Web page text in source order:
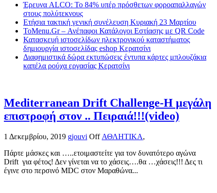
Έρευνα ALCO: Το 84% υπέρ πρόσθετων φοροαπαλλαγών
στους πολύτεκνους
Ετήσια τακτική γενική συνέλευση Κυριακή 23 Μαρτίου
ToMenu.Gr – Ανέπαφοι Κατάλογοι Εστίασης με QR Code
Κατασκευή ιστοσελίδων ηλεκτρονικού καταστήματος
δημιουργία ιστοσελίδας eshop Κερατσίνι
Διαφημιστικά δώρα εκτυπώσεις έντυπα κάρτες μπλουζάκια
καπέλα ρούχα εργασίας Κερατσίνι
Mediterranean Drift Challenge-Η μεγάλη
επιστροφή στον .. Πειραιά!!!(video)
1 Δεκεμβρίου, 2019 gjouvi Off ΑΘΛΗΤΙΚΑ,
Πάρτε μάσκες και …..ετοιμαστείτε για τον δυνατότερο αγώνα
Drift για φέτος! Δεν γίνεται να το χάσεις….θα …χάσεις!!! Δες τι
έγινε στο περσινό MDC στον Μαραθώνα...